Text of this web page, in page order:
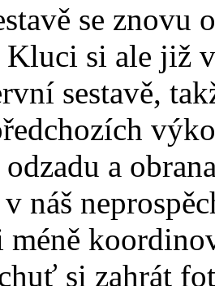
se
si ale již
sestavě,
a
náš
si zahrát